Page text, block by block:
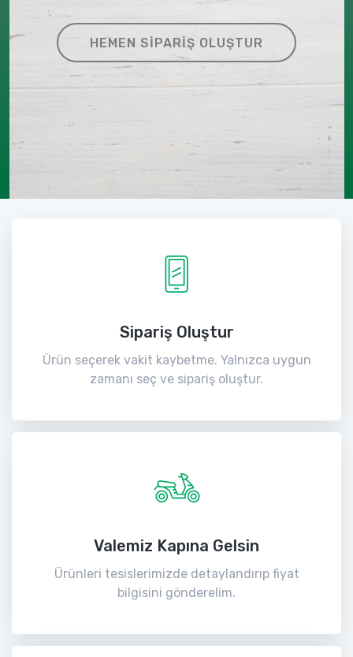
HEMEN SIPARIŞ OLUŞTUR
Sipariş Oluştur
Ürün seçerek vakit kaybetme. Yalnızca uygun
zamanı seç ve sipariş oluştur.
Valemiz Kapına Gelsin
Ürünleri tesislerimizde detaylandırıp fiyat
bilgisini gönderelim.